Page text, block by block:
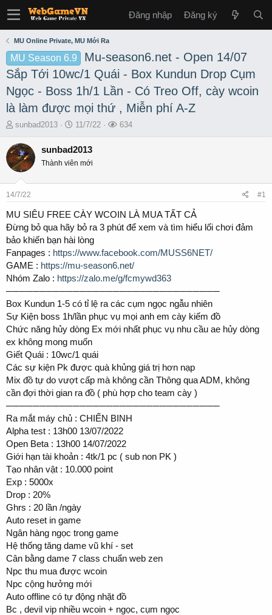
Đăng nhập Đăng ký
MU Online Private, MU Mới Ra
MU Season 6.9
Mu-season6.net - Open 14/07
Sắp Tới 10wc/1 Quái - Box Kundun Drop Cụm
Ngọc - Boss 1h/1 Lần - Có Treo Off, cày wcoin
là làm được mọi thứ , Miễn phí A-Z
T
r
e
a
s
a
r
t
e
r
sunbad2013
S
a
t
e
11/7/22
L
634
sunbad2013
Thành viên mới
14/7/22 #1
MU SIÊU FREE CÀY WCOIN LÀ MUA TẤT CẢ
Đừng bỏ qua hãy bỏ ra 3 phút để xem và tìm hiểu lối chơi đảm
bảo khiến bạn hài lòng
Fanpages : https://www.facebook.com/MUSS6NET/
GAME : https://mu-season6.net/
Nhóm Zalo : https://zalo.me/g/fcmywd363
────────────────────────────────
Box Kundun 1-5 có tỉ lệ ra các cụm ngọc ngẫu nhiên
Sự Kiện boss 1h/lần phục vụ mọi anh em cày kiếm đồ
Chức năng hủy dòng Ex mới nhất phục vụ nhu cầu ae hủy dòng
ex không mong muốn
Giết Quái : 10wc/1 quái
Các sự kiện Pk được quà khủng giá trị hơn nạp
Mix đồ tự do vượt cấp mà không cần Thông qua ADM, không
cần đợi thời gian ra đồ ( phù hợp cho team cày )
────────────────────────────────
Ra mắt máy chủ : CHIẾN BINH
Alpha test : 13h00 13/07/2022
Open Beta : 13h00 14/07/2022
Giới hạn tài khoản : 4tk/1 pc ( sub non PK )
Tạo nhân vật : 10.000 point
Exp : 5000x
Drop : 20%
Ghrs : 20 lần /ngày
Auto reset in game
Ngân hàng ngọc trong game
Hệ thống tăng dame vũ khí - set
Cân bằng dame 7 class chuẩn web zen
Npc thu mua được wcoin
Npc cộng hưởng mới
Auto offline có tự động nhặt đồ
Bc , devil vip nhiều wcoin + ngọc, cụm ngọc